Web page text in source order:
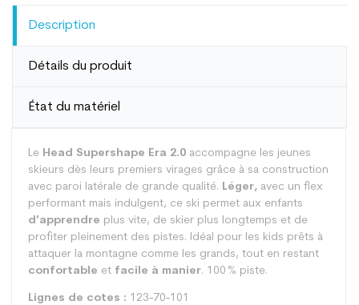
Description
Détails du produit
État du matériel
Le Head Supershape Era 2.0 accompagne les jeunes
skieurs dès leurs premiers virages grâce à sa construction
avec paroi latérale de grande qualité. Léger, avec un flex
performant mais indulgent, ce ski permet aux enfants
d’apprendre plus vite, de skier plus longtemps et de
profiter pleinement des pistes. Idéal pour les kids prêts à
attaquer la montagne comme les grands, tout en restant
confortable et facile à manier. 100 % piste.
Lignes de cotes : 123-70-101